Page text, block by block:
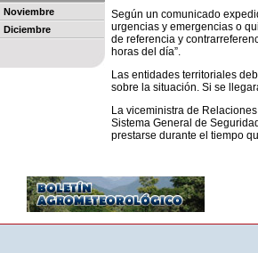
Noviembre
Diciembre
Según un comunicado
urgencias y emergencias o
de referencia y
horas del día”.
Las entidades territoriales
sobre la situación. Si se
La viceministra de
Sistema General de
prestarse durante el tiempo